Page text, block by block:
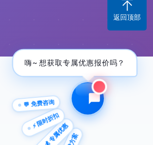
返回顶部
💰 专属优惠
⚡ 限时折扣
💬 免费咨询
嗨~ 想获取专属优惠报价吗？